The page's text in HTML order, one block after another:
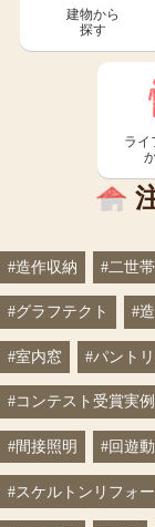
建物から
探す
ライ
#造作収納 #二世
#グラフテクト #
#室内窓 #パント
#コンテスト受賞実例
#間接照明 #回遊
#スケルトンリフォ